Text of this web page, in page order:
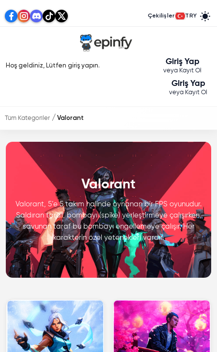
Çekilişler TRY
Hoş geldiniz, Lütfen giriş yapın. Giriş Yap
veya Kayıt Ol
Giriş Yap
veya Kayıt Ol
Tüm Kategoriler Valorant
Valorant
Valorant, 5’e 5 takım halinde oynanan bir FPS oyunudur.
Saldıran taraf, bombayı (spike) yerleştirmeye çalışırken,
savunan taraf bu bombayı engellemeye çalışır. Her
karakterin özel yetenekleri vardır.